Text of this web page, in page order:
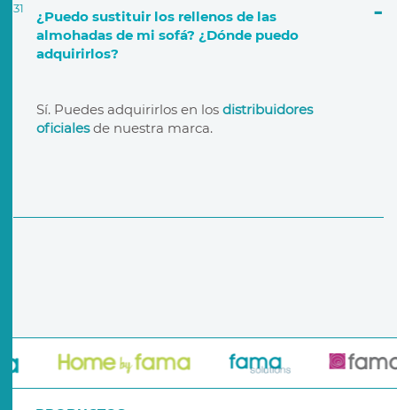
garantía de por vida
31
¿Puedo sustituir los rellenos de las
almohadas de mi sofá? ¿Dónde puedo
adquirirlos?
Sí. Puedes adquirirlos en los distribuidores
oficialesde nuestra marca.